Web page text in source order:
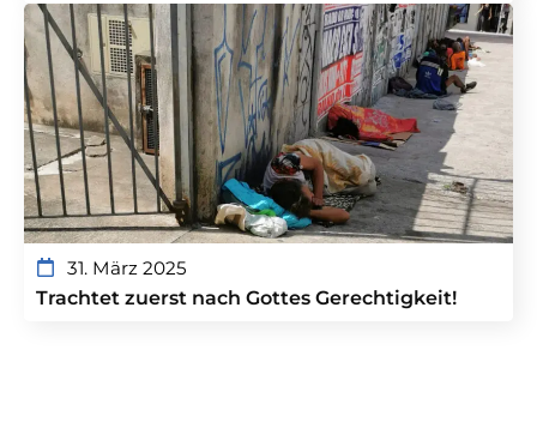
31. März 2025
Trachtet zuerst nach Gottes Gerechtigkeit!